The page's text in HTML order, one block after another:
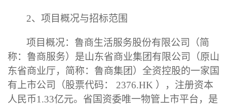
2、项目概况与招标范围
项目概况：鲁商生活服务股份有限公司（简
称：鲁商服务）是山东省商业集团有限公司（原山
东省商业厅，简称：鲁商集团）全资控股的一家国
有上市公司（股票代码：
2376.HK ），注册资本
人民币1.33亿元。省国资委唯一物管上市平台，是